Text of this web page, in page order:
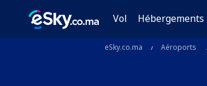
Vol Hébergements
eSky.co.ma Aéroports